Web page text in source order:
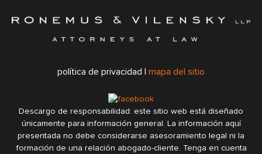
política de privacidad | mapa del sitio
Descargo de responsabilidad: este sitio web está diseñado
únicamente para información general. La información aquí
presentada no debe considerarse asesoramiento legal ni la
formación de una relación abogado-cliente. Tenga en cuenta